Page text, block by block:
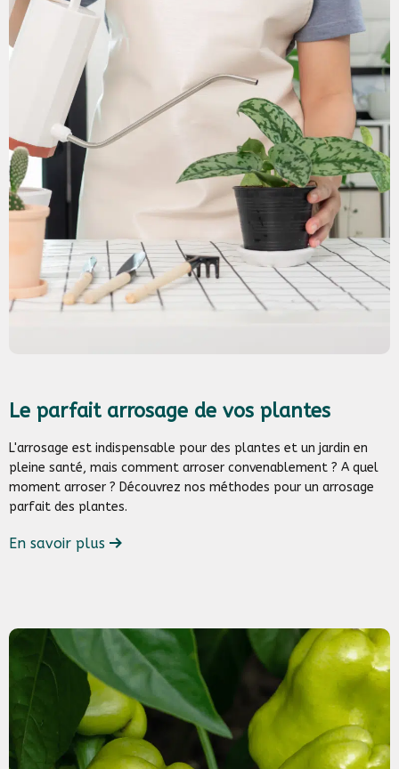
Le parfait arrosage de vos plantes
L'arrosage est indispensable pour des plantes et un jardin en
pleine santé, mais comment arroser convenablement ? A quel
moment arroser ? Découvrez nos méthodes pour un arrosage
parfait des plantes.
En savoir plus